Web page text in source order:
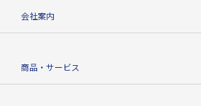
会社案内
商品・サービス